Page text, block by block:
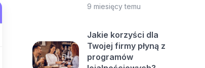
9 miesięcy temu
Jakie korzyści dla
Twojej firmy płyną z
programów